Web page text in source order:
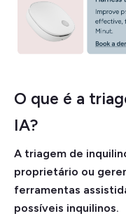
O que é a
IA?
A triagem de
proprietário ou
ferramentas
possíveis inquilinos.